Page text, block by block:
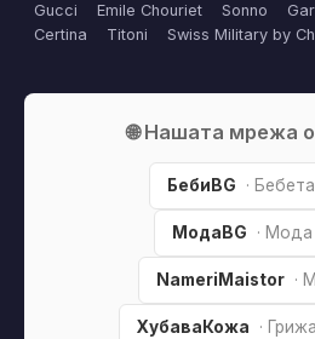
Gucci
Emile Chouriet Sonno
Certina
Titoni Swiss Military by
🌐 Нашата мрежа
БебиBG ·
МодаBG ·
NameriMaistor ·
ХубаваКожа ·